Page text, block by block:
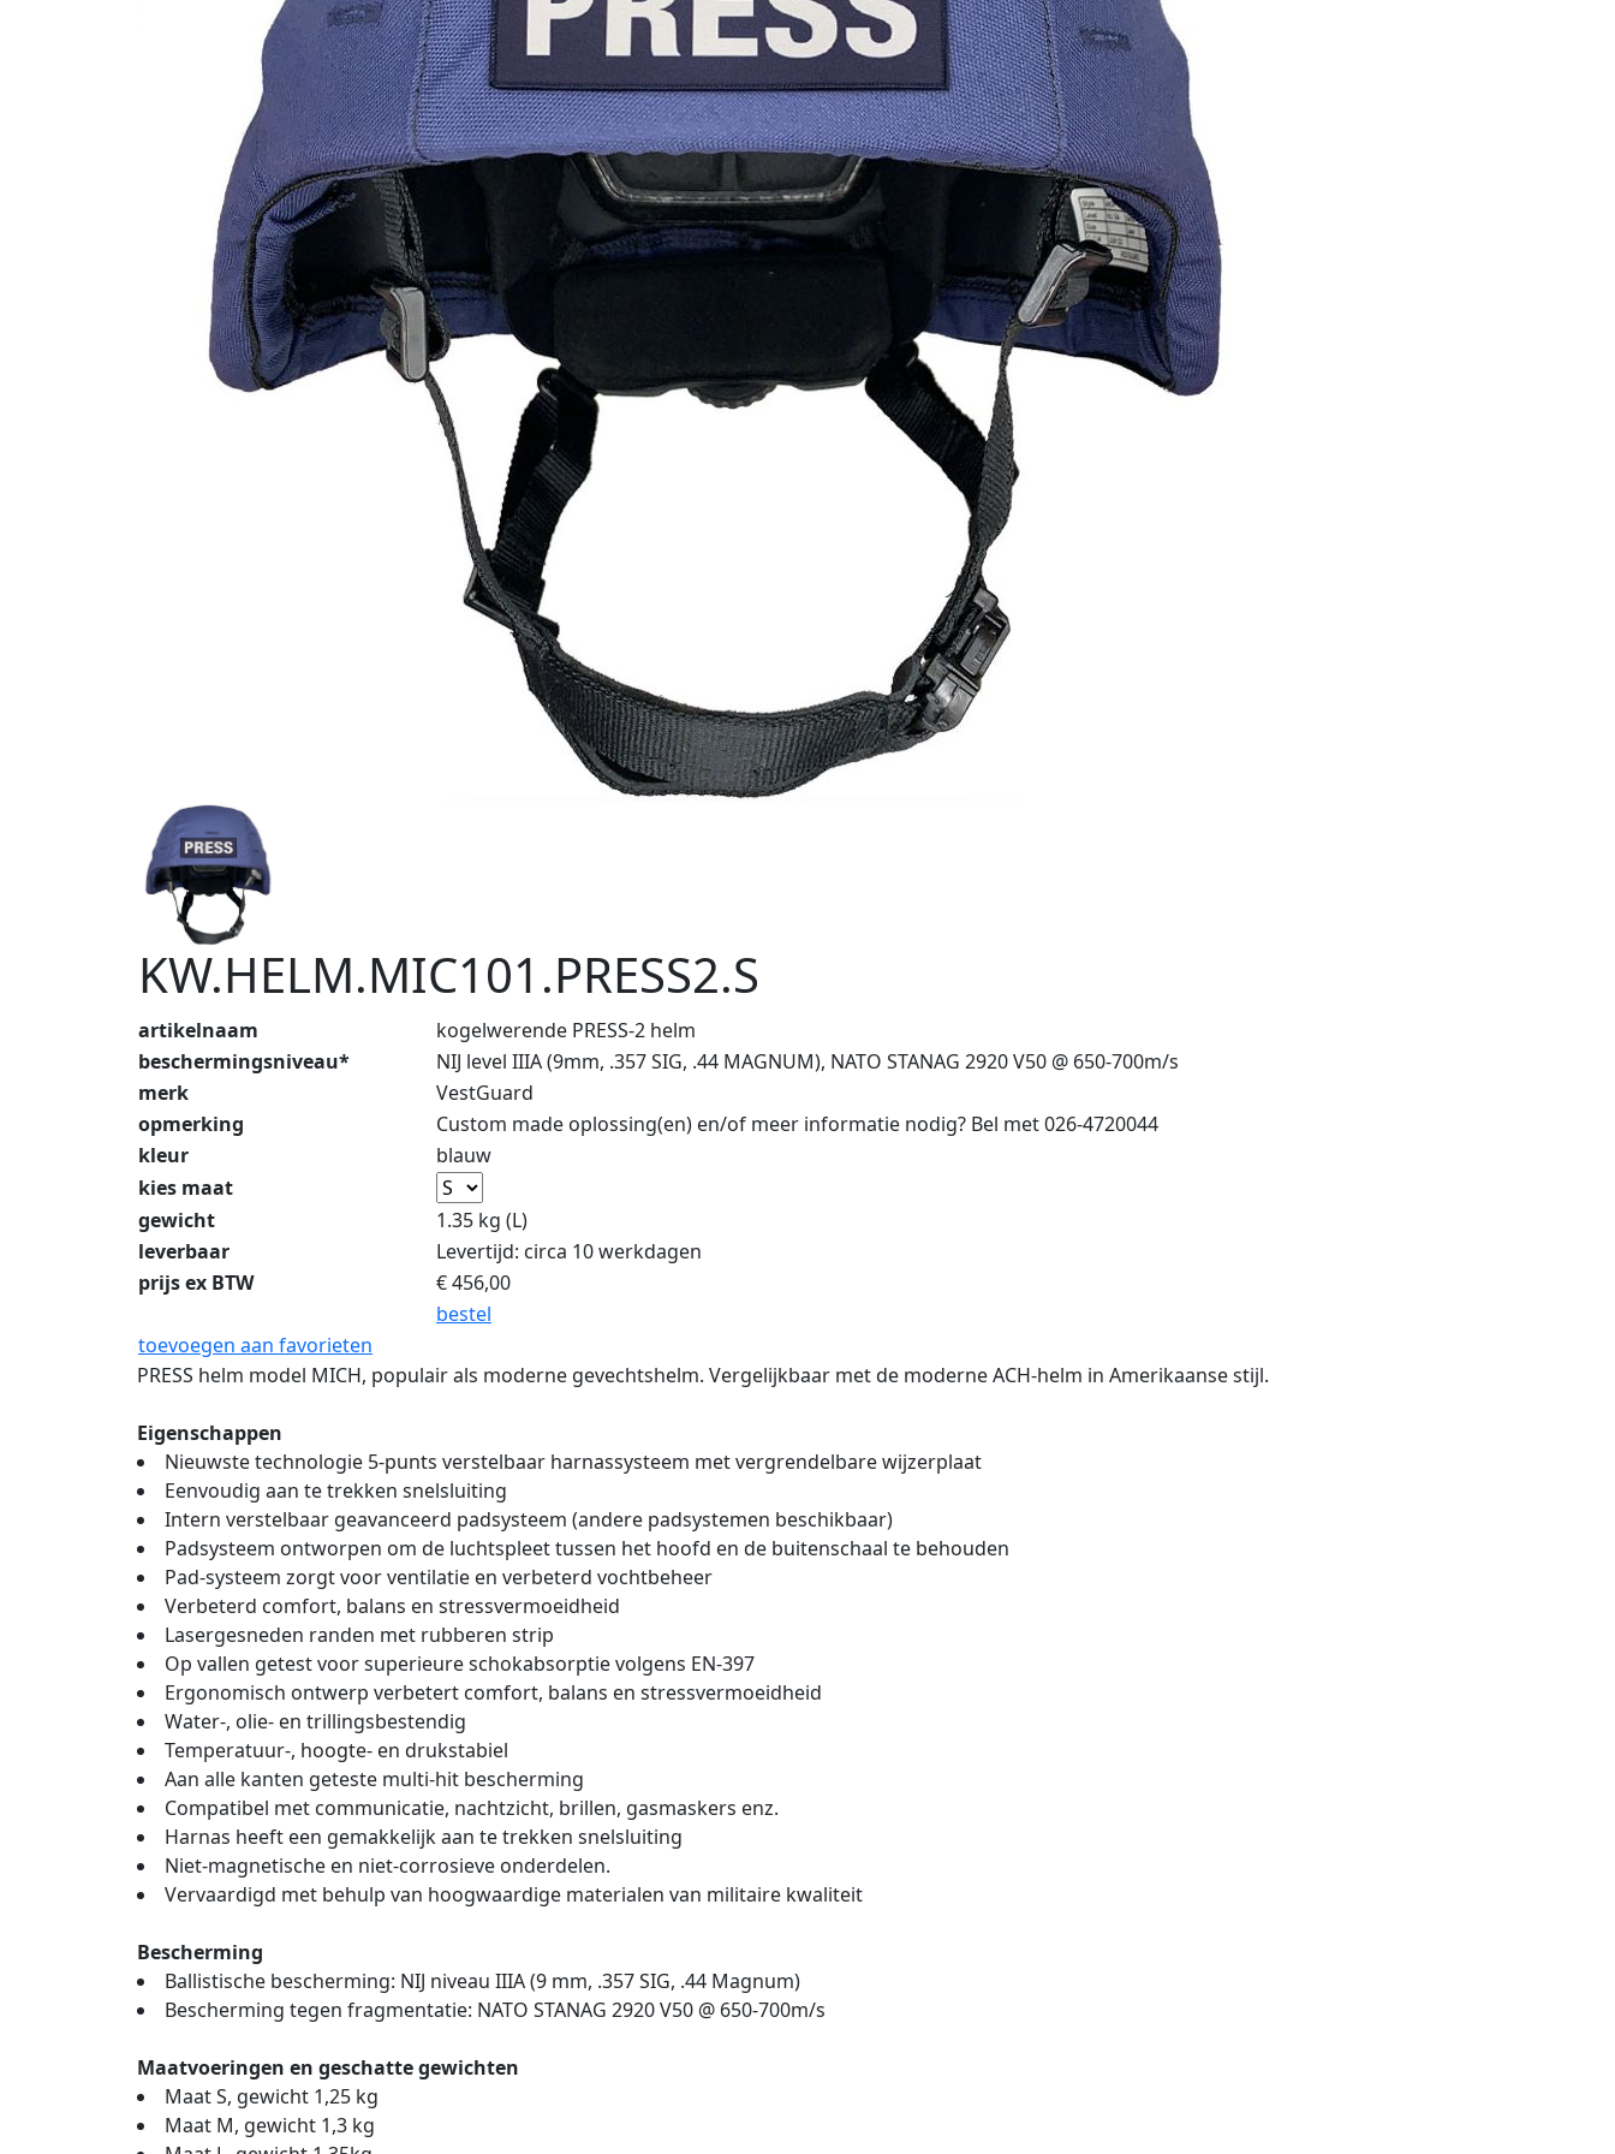
KW.HELM.MIC101.PRESS2.S
artikelnaam
kogelwerende PRESS-2 helm
beschermingsniveau*
NIJ level IIIA (9mm, .357 SIG, .44 MAGNUM), NATO STANAG 2920 V50 @ 650-700m/s
merk
VestGuard
opmerking
Custom made oplossing(en) en/of meer informatie nodig? Bel met 026-4720044
kleur
blauw
kies maat
gewicht
1.35 kg (L)
leverbaar
Levertijd: circa 10 werkdagen
prijs ex BTW
€456,00
bestel
toevoegen aan favorieten
PRESS helm model MICH, populair als moderne gevechtshelm. Vergelijkbaar met de moderne ACH-helm in Amerikaanse stijl.
Eigenschappen
Nieuwste technologie 5-punts verstelbaar harnassysteem met vergrendelbare wijzerplaat
Eenvoudig aan te trekken snelsluiting
Intern verstelbaar geavanceerd padsysteem (andere padsystemen beschikbaar)
Padsysteem ontworpen om de luchtspleet tussen het hoofd en de buitenschaal te behouden
Pad-systeem zorgt voor ventilatie en verbeterd vochtbeheer
Verbeterd comfort, balans en stressvermoeidheid
Lasergesneden randen met rubberen strip
Op vallen getest voor superieure schokabsorptie volgens EN-397
Ergonomisch ontwerp verbetert comfort, balans en stressvermoeidheid
Water-, olie- en trillingsbestendig
Temperatuur-, hoogte- en drukstabiel
Aan alle kanten geteste multi-hit bescherming
Compatibel met communicatie, nachtzicht, brillen, gasmaskers enz.
Harnas heeft een gemakkelijk aan te trekken snelsluiting
Niet-magnetische en niet-corrosieve onderdelen.
Vervaardigd met behulp van hoogwaardige materialen van militaire kwaliteit
Bescherming
Ballistische bescherming: NIJ niveau IIIA (9 mm, .357 SIG, .44 Magnum)
Bescherming tegen fragmentatie: NATO STANAG 2920 V50 @ 650-700m/s
Maatvoeringen en geschatte gewichten
Maat S, gewicht 1,25 kg
Maat M, gewicht 1,3 kg